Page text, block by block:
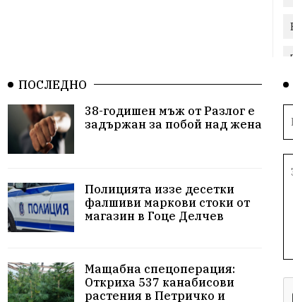
ПОСЛЕДНО
38-годишен мъж от Разлог е
задържан за побой над жена
Полицията иззе десетки
фалшиви маркови стоки от
магазин в Гоце Делчев
Мащабна спецоперация:
Откриха 537 канабисови
растения в Петричко и